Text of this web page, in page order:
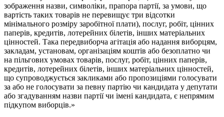
зображення назви, символіки, прапора партії, за умови, що
вартість таких товарів не перевищує три відсотки
мінімального розміру заробітної плати), послуг, робіт, цінних
паперів, кредитів, лотерейних білетів, інших матеріальних
цінностей. Така передвиборча агітація або надання виборцям,
закладам, установам, організаціям коштів або безоплатно чи
на пільгових умовах товарів, послуг, робіт, цінних паперів,
кредитів, лотерейних білетів, інших матеріальних цінностей,
що супроводжується закликами або пропозиціями голосувати
за або не голосувати за певну партію чи кандидата у депутати
або згадуванням назви партії чи імені кандидата, є непрямим
підкупом виборців.»